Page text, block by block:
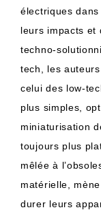
électriques
leurs impacts et
techno-
tech, les
celui des low-
plus simples,
miniaturisation
toujours plus
mêlée à
matérielle,
durer leurs